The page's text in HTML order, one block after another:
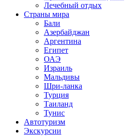
Лечебный отдых
Страны мира
Бали
Азербайджан
Аргентина
Египет
ОАЭ
Израиль
Мальдивы
Шри-ланка
Турция
Таиланд
Тунис
Автотуризм
Экскурсии